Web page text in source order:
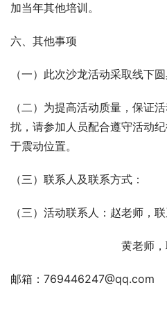
加当年其他培训。
六、其他事项
（一）此次沙龙活动采取线下圆
（二）为提高活动质量，保证
扰，请参加人员配合遵守活动
于震动位置。
（三）联系人及联系方式：
（三）活动联系人：赵老师，
黄老师，联系电
邮箱：769446247@qq.com